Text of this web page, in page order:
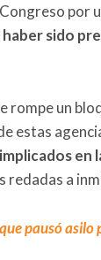
por
sido
rompe un
estas
a
pausó asilo